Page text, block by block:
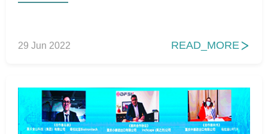
29 Jun 2022 READ_MORE 